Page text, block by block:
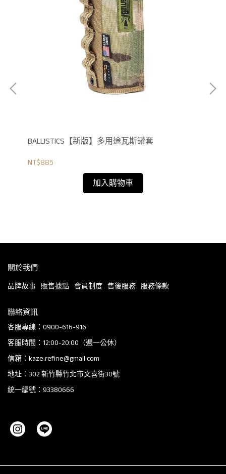
BALLISTICS【新版】多用途瓦斯罐套
NT$885
加入購物車
關於我們
品牌故事 販售據點 會員制度 售後服務 服務條款
聯絡資訊
客服專線：0900-616-916
客服時間：12:00-20:00（週一公休）
信箱：kaze.refine@gmail.com
地址：302 新竹縣竹北市文喜街30號
統一編號：93380666